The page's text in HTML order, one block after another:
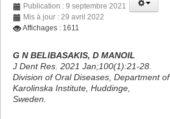
Publication : 9 septembre 2021
Mis à jour : 29 avril 2022
Affichages : 1611
G N BELIBASAKIS, D MANOIL
J Dent Res. 2021 Jan;100(1):21-28.
Division of Oral Diseases, Department
Karolinska Institute, Huddinge,
Sweden.